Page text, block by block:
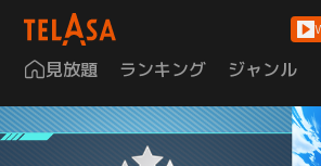
見放題 ランキング ジャンル